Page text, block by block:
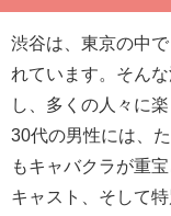
渋谷は、東京の中
れています。そん
し、多くの人々に
30代の男性には、
もキャバクラが重
キャスト、そして